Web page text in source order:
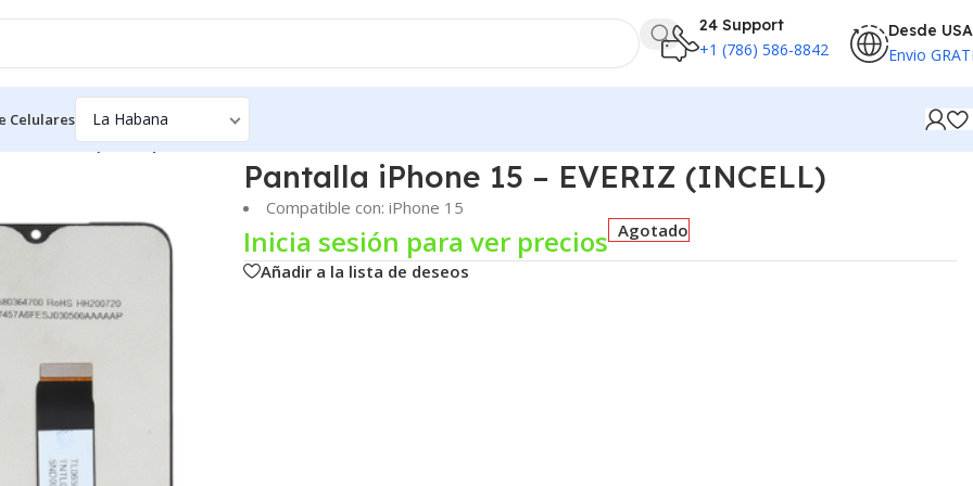
24 Support
+1 (786) 586-8842
Desde USA
Envio
Celulares
– EVERIZ (INCELL)
Pantalla iPhone 15 – EVERIZ (INCELL)
Compatible con: iPhone 15
Inicia sesión para ver precios Agotado
Añadir a la lista de deseos